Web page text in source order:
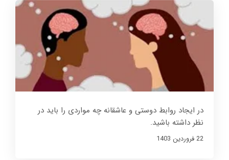
در ایجاد روابط دوستی و عاشقانه چه مواردی را باید در
نظر داشته باشید.
22 فروردین 1403